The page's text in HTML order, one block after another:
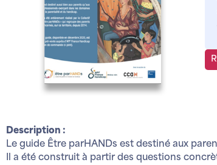
Description :
Le guide Être parHANDs est destiné aux
Il a été construit à partir des questions